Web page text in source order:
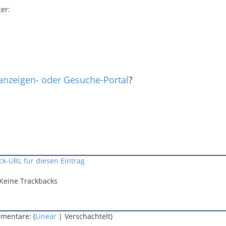
oder Gesuche-Portal?
URL für diesen Eintrag
Trackbacks
(Linear| Verschachtelt)